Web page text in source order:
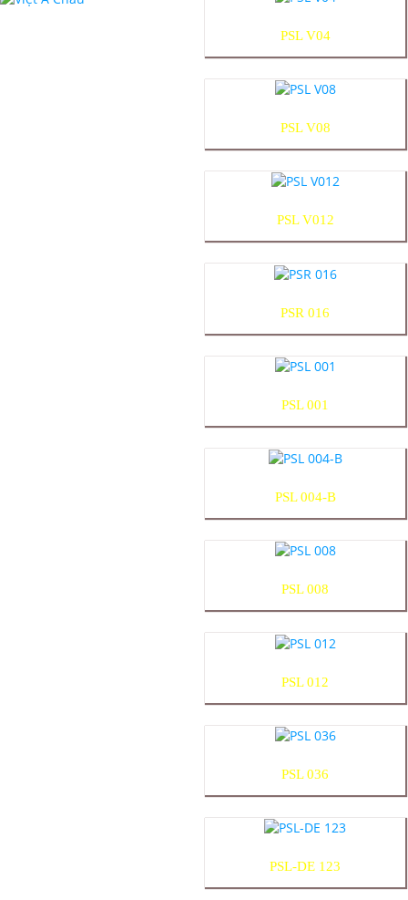
PSL V04
PSL V08
PSL V012
PSR 016
PSL 001
PSL 004-B
PSL 008
PSL 012
PSL 036
PSL-DE 123